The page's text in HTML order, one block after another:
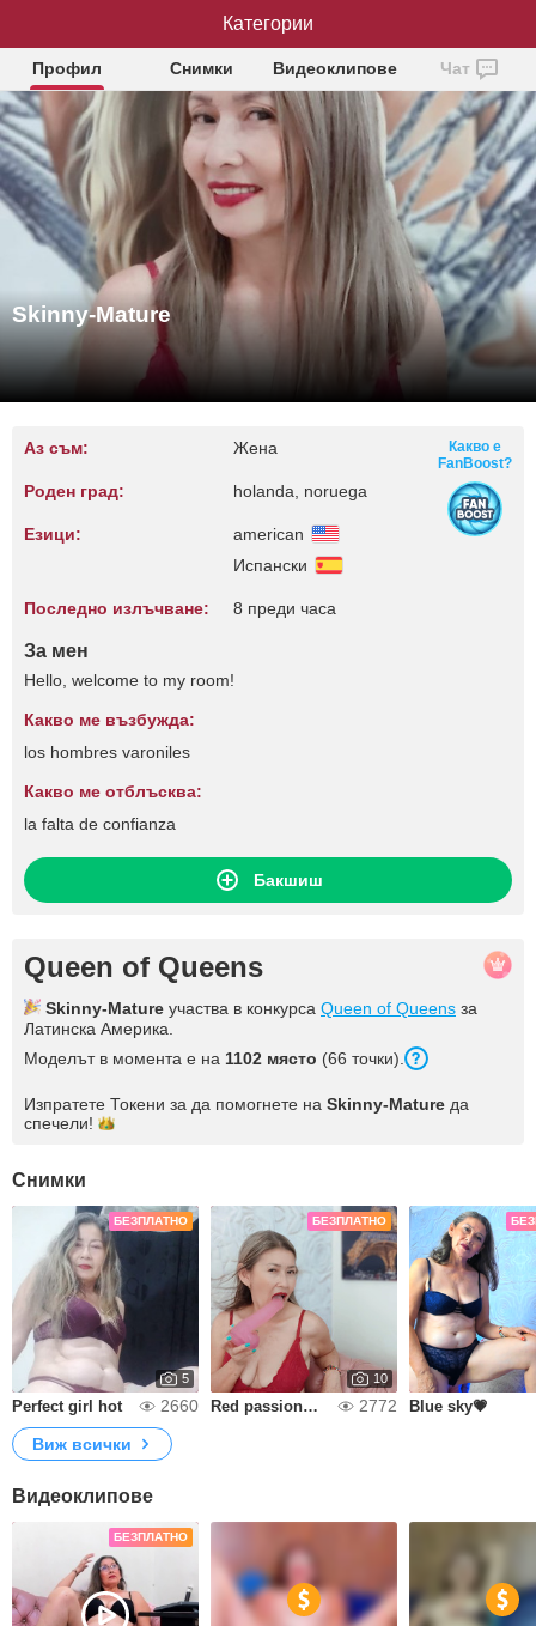
Skinny-Mature
Профил Снимки Видеоклипове Чат
Skinny-Mature
Аз съм: Жена
Роден град: holanda, noruega
Езици:
american
Испански
Последно излъчване: 8 преди часа
Какво е
FanBoost?
За мен
Hello, welcome to my room!
Какво ме възбужда:
los hombres varoniles
Какво ме отблъсква:
la falta de confianza
Бакшиш
Queen of Queens
Skinny-Mature участва в конкурса Queen of Queens за
Латинска Америка.
Моделът в момента е на 1102 място (66 точки).
Изпратете Токени за да помогнете на Skinny-Mature да
спечели!
Снимки
БЕЗПЛАТНО
5
Perfect girl hot 2660
БЕЗПЛАТНО
10
Red passion🍒🍒💗 2772 Blue sky💗
Виж всички
Видеоклипове
БЕЗПЛАТНО
Категории